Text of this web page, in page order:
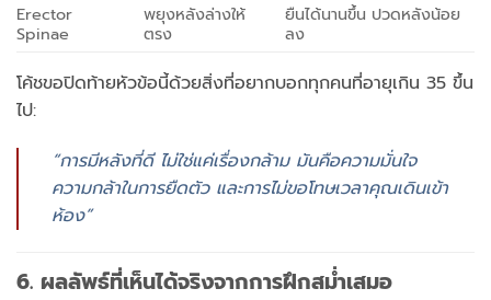
Erector
Spinae
พยุงหลังล่างให้
ตรง
ยืนได้นานขึ้น ปวดหลังน้อย
ลง
โค้ชขอปิดท้ายหัวข้อนี้ด้วยสิ่งที่อยากบอกทุกคนที่อายุเกิน 35 ขึ้น
ไป:
“การมีหลังที่ดี ไม่ใช่แค่เรื่องกล้าม มันคือความมั่นใจ
ความกล้าในการยืดตัว และการไม่ขอโทษเวลาคุณเดินเข้า
ห้อง”
6. ผลลัพธ์ที่เห็นได้จริงจากการฝึกสม่ำเสมอ